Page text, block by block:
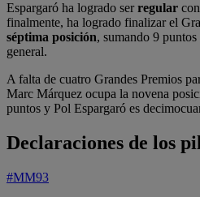
Espargaró ha logrado serregular
finalmente, ha logrado finalizar el
séptima posición, sumando 9
general.
A falta de cuatro Grandes Premios
Marc Márquez ocupa la novena
puntos y Pol Espargaró es
Declaraciones de los
#MM93